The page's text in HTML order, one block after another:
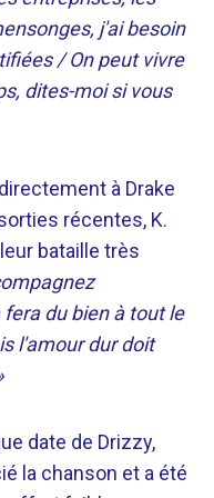
j'ai besoin
/ On peut vivre
dites-moi si vous
à Drake
récentes, K.
bataille très
du bien à tout le
l'amour dur doit
date de Drizzy,
la chanson et a été